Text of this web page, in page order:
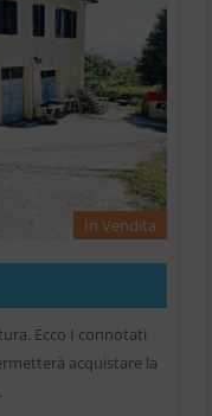
In Vendita
Ecco I connotati
acquistare la